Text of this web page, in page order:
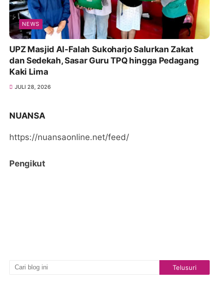
NEWS
UPZ Masjid Al-Falah Sukoharjo Salurkan Zakat
dan Sedekah, Sasar Guru TPQ hingga Pedagang
Kaki Lima
JULI 28, 2026
NUANSA
https://nuansaonline.net/feed/
Pengikut